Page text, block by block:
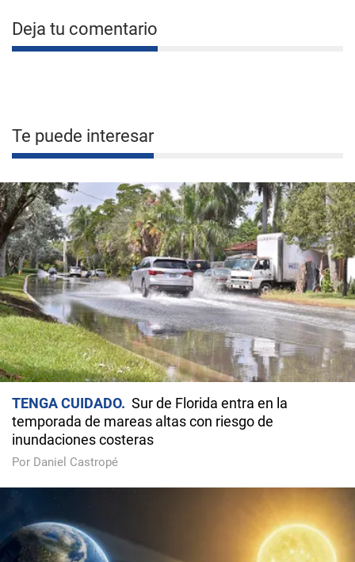
Deja tu comentario
Te puede interesar
TENGA CUIDADO
Sur de Florida entra en la
temporada de mareas altas con riesgo de
inundaciones costeras
Por Daniel Castropé